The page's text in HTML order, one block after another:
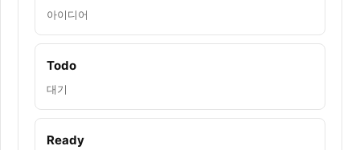
아이디어
Todo
대기
Ready